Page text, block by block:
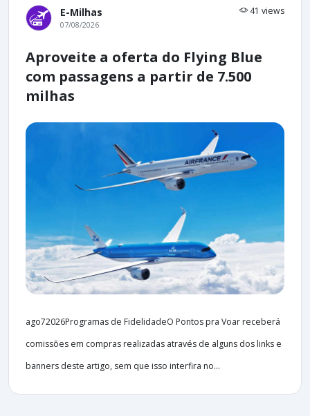
E-Milhas 41 views
07/08/2026
Aproveite a oferta do Flying Blue
com passagens a partir de 7.500
milhas
ago72026Programas de FidelidadeO Pontos pra Voar receberá
comissões em compras realizadas através de alguns dos links e
banners deste artigo, sem que isso interfira no...